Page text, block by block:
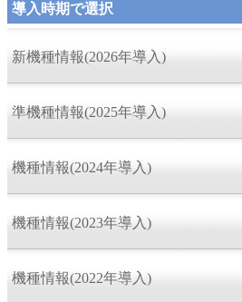
導入時期で選択
新機種情報(2026年導入)
準機種情報(2025年導入)
機種情報(2024年導入)
機種情報(2023年導入)
機種情報(2022年導入)